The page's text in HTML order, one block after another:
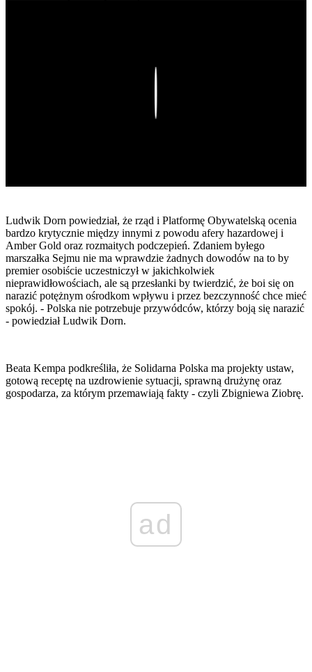
Ludwik Dorn powiedział, że rząd i Platformę Obywatelską ocenia
bardzo krytycznie między innymi z powodu afery hazardowej i
Amber Gold oraz rozmaitych podczepień. Zdaniem byłego
marszałka Sejmu nie ma wprawdzie żadnych dowodów na to by
premier osobiście uczestniczył w jakichkolwiek
nieprawidłowościach, ale są przesłanki by twierdzić, że boi się on
narazić potężnym ośrodkom wpływu i przez bezczynność chce mieć
spokój. - Polska nie potrzebuje przywódców, którzy boją się narazić
- powiedział Ludwik Dorn.
Beata Kempa podkreśliła, że Solidarna Polska ma projekty ustaw,
gotową receptę na uzdrowienie sytuacji, sprawną drużynę oraz
gospodarza, za którym przemawiają fakty - czyli Zbigniewa Ziobrę.
ad